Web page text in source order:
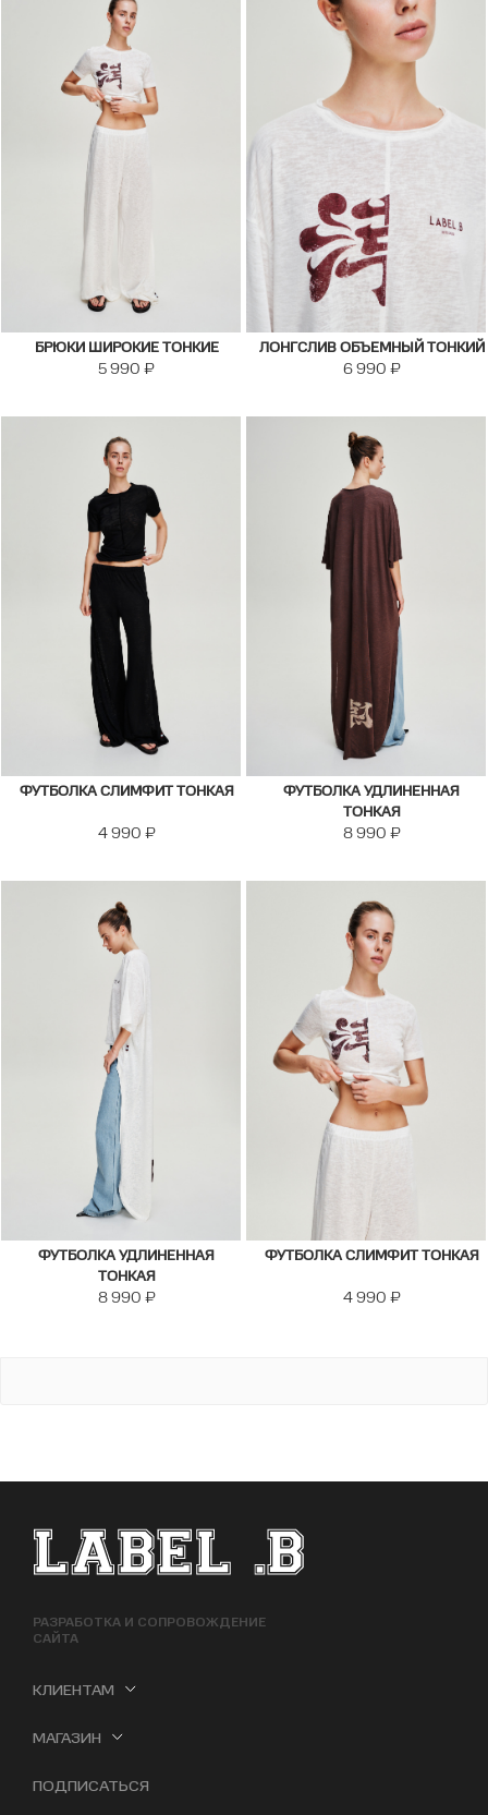
БРЮКИ ШИРОКИЕ ТОНКИЕ
5 990 ₽
ЛОНГСЛИВ ОБЪЕМНЫЙ ТОНКИЙ
6 990 ₽
ФУТБОЛКА СЛИМФИТ ТОНКАЯ
4 990 ₽
ФУТБОЛКА УДЛИНЕННАЯ
ТОНКАЯ
8 990 ₽
ФУТБОЛКА УДЛИНЕННАЯ
ТОНКАЯ
8 990 ₽
ФУТБОЛКА СЛИМФИТ ТОНКАЯ
4 990 ₽
ФУТЕР САЙТА
РАЗРАБОТКА И СОПРОВОЖДЕНИЕ
САЙТА
КЛИЕНТАМ
МАГАЗИН
ПОДПИСАТЬСЯ